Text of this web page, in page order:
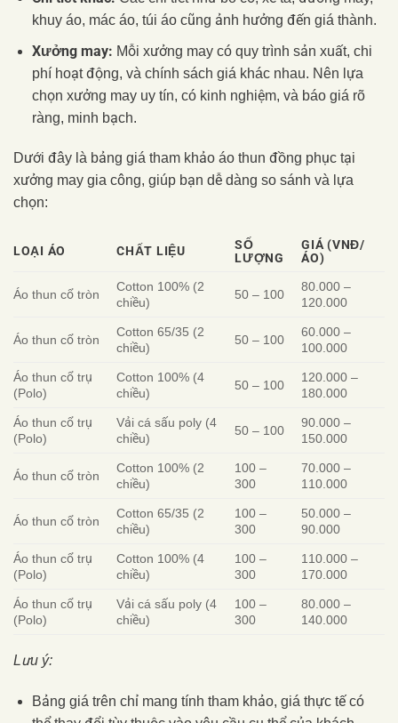
khuy áo, mác áo, túi áo cũng ảnh hưởng đến giá thành.
Xưởng may: Mỗi xưởng may có quy trình sản xuất, chi
phí hoạt động, và chính sách giá khác nhau. Nên lựa
chọn xưởng may uy tín, có kinh nghiệm, và báo giá rõ
ràng, minh bạch.
Dưới đây là bảng giá tham khảo áo thun đồng phục tại
xưởng may gia công, giúp bạn dễ dàng so sánh và lựa
chọn:
LOẠI ÁO CHẤT LIỆU
SỐ
LƯỢNG
GIÁ (VNĐ/
ÁO)
Áo thun cổ tròn
Cotton 100% (2
chiều)
50 – 100
80.000 –
120.000
Áo thun cổ tròn
Cotton 65/35 (2
chiều)
50 – 100
60.000 –
100.000
Áo thun cổ trụ
(Polo)
Cotton 100% (4
chiều)
50 – 100
120.000 –
180.000
Áo thun cổ trụ
(Polo)
Vải cá sấu poly (4
chiều)
50 – 100
90.000 –
150.000
Áo thun cổ tròn
Cotton 100% (2
chiều)
100 –
300
70.000 –
110.000
Áo thun cổ tròn
Cotton 65/35 (2
chiều)
100 –
300
50.000 –
90.000
Áo thun cổ trụ
(Polo)
Cotton 100% (4
chiều)
100 –
300
110.000 –
170.000
Áo thun cổ trụ
(Polo)
Vải cá sấu poly (4
chiều)
100 –
300
80.000 –
140.000
Lưu ý:
Bảng giá trên chỉ mang tính tham khảo, giá thực tế có